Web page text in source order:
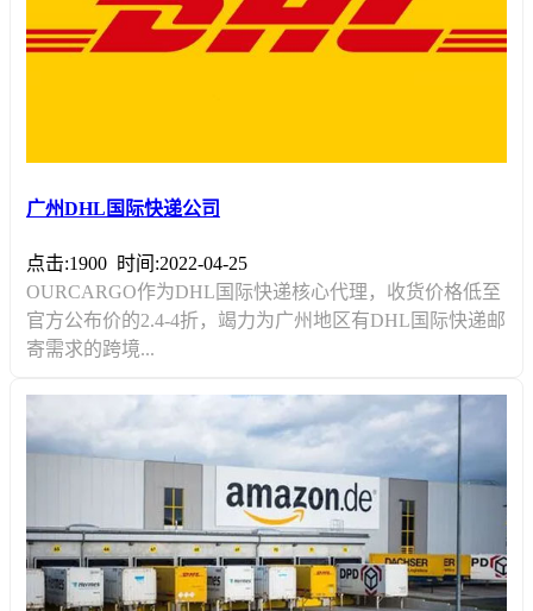
广州DHL国际快递公司
点击:1900 时间:2022-04-25
OURCARGO作为DHL国际快递核心代理，收货价格低至
官方公布价的2.4-4折，竭力为广州地区有DHL国际快递邮
寄需求的跨境...